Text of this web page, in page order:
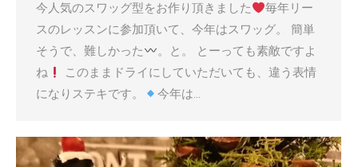
今人気のスワッグ型をお作り頂きました
毎年リー
スのレッスンに参加頂いて、今年はスワッグ。 簡単
そうで、難しかった
。と。 とーっても素敵ですよ
ね
このままドライにしていただいても、違う表情
になりステキです。
今年は…